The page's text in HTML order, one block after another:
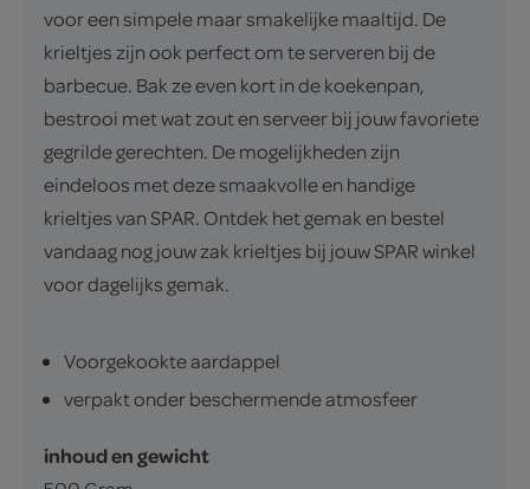
voor een simpele maar smakelijke maaltijd. De
krieltjes zijn ook perfect om te serveren bij de
barbecue. Bak ze even kort in de koekenpan,
bestrooi met wat zout en serveer bij jouw favoriete
gegrilde gerechten. De mogelijkheden zijn
eindeloos met deze smaakvolle en handige
krieltjes van SPAR. Ontdek het gemak en bestel
vandaag nog jouw zak krieltjes bij jouw SPAR winkel
voor dagelijks gemak.
Voorgekookte aardappel
verpakt onder beschermende atmosfeer
inhoud en gewicht